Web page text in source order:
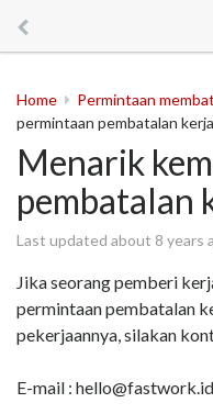
Home Permintaan
permintaan pembatalan kerja
Menarik
pembatalan
Last updated about 8 years
Jika seorang pemberi
permintaan pembatalan
pekerjaannya, silakan
E-mail : hello@fastwork.id